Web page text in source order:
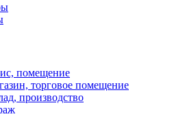
помещение
торговое помещение
производство